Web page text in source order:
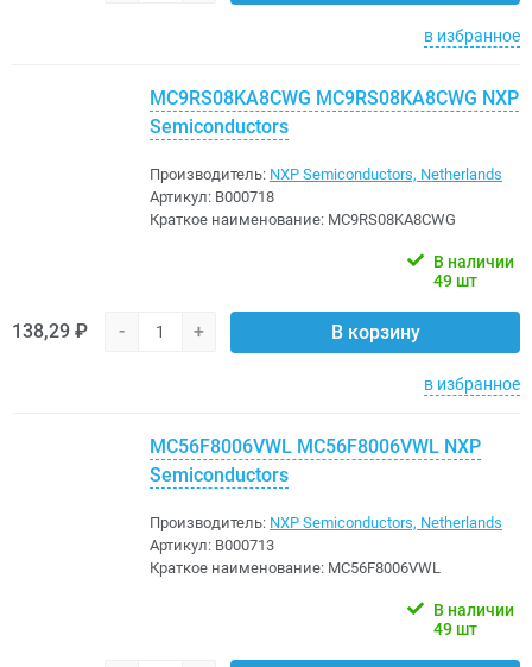
в избранное
MC9RS08KA8CWG MC9RS08KA8CWG NXP
Semiconductors
Производитель: NXP Semiconductors, Netherlands
Артикул: B000718
Краткое наименование: MC9RS08KA8CWG
В наличии
49 шт
138,29 ₽ - + В корзину
в избранное
MC56F8006VWL MC56F8006VWL NXP
Semiconductors
Производитель: NXP Semiconductors, Netherlands
Артикул: B000713
Краткое наименование: MC56F8006VWL
В наличии
49 шт